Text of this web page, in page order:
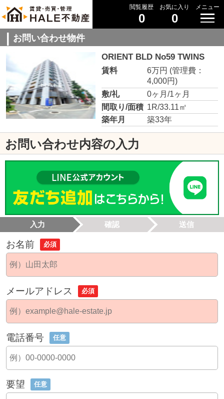
閲覧履歴
0
お気に入り
0
メニュー
お問い合わせ物件
ORIENT BLD No59 TWINS
賃料 6万円 (管理費：
4,000円)
敷/礼
0ヶ月/1ヶ月
間取り/面積 1R/33.11㎡
築年月
築33年
お問い合わせ内容の入力
入力 確認 送信
お名前 必須
メールアドレス 必須
電話番号 任意
要望 任意